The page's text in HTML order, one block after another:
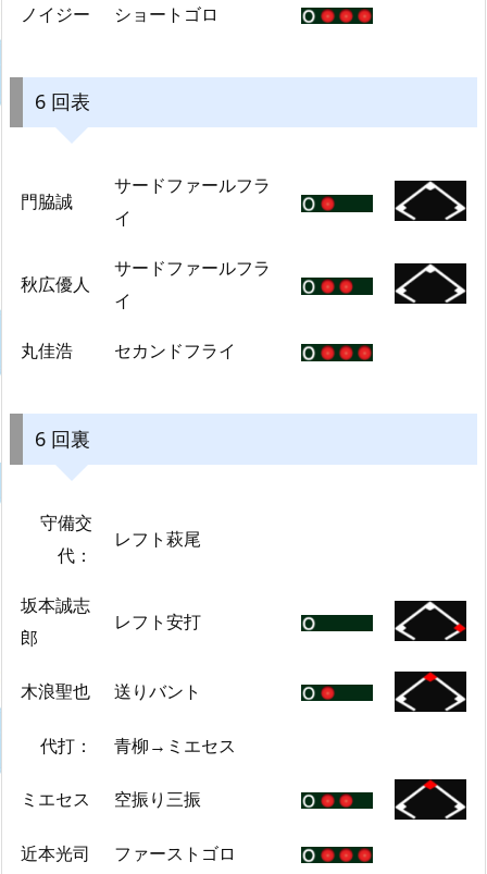
ノイジー ショートゴロ
6 回表
門脇誠
サードファールフラ
イ
秋広優人
サードファールフラ
イ
丸佳浩 セカンドフライ
6 回裏
守備交
代：
レフト萩尾
坂本誠志
郎
レフト安打
木浪聖也 送りバント
代打： 青柳→ミエセス
ミエセス 空振り三振
近本光司 ファーストゴロ